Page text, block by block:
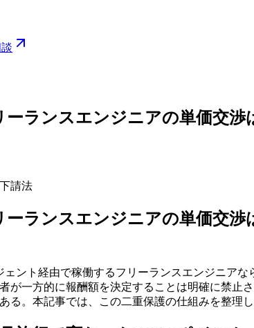
ーランスエンジニアの単価交
請法
ーランスエンジニアの単価交
ント経由で稼働するフリーランスエンジニア
が一方的に報酬額を決定することは明確に禁止
る。本記事では、この二重保護の仕組みを整理